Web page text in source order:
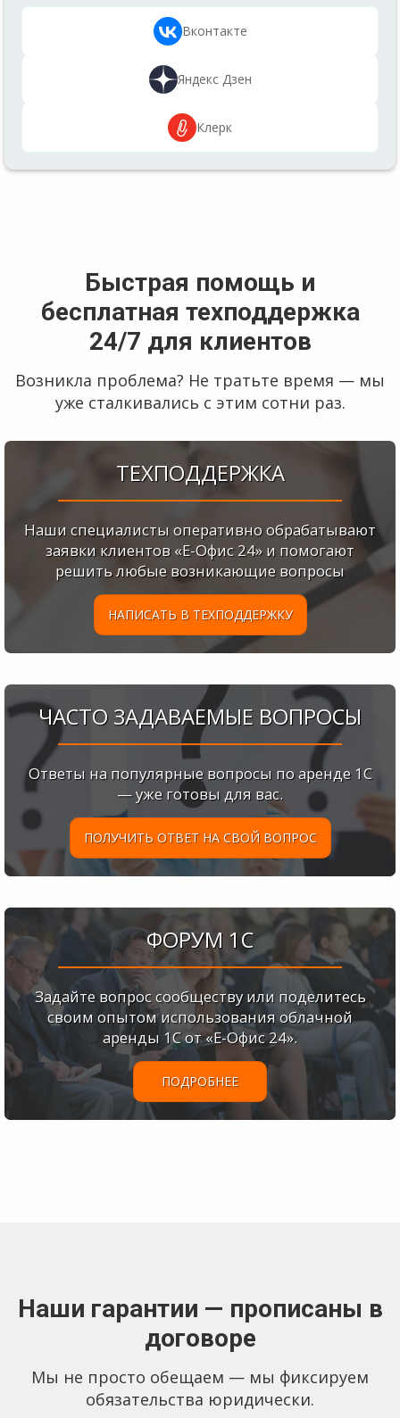
Вконтакте
Яндекс Дзен
Клерк
Быстрая помощь и
бесплатная техподдержка
24/7 для клиентов
Возникла проблема? Не тратьте время — мы
уже сталкивались с этим сотни раз.
ТЕХПОДДЕРЖКА
Наши специалисты оперативно обрабатывают
заявки клиентов «Е-Офис 24»и помогают
решить любые возникающие вопросы
НАПИСАТЬ В ТЕХПОДДЕРЖКУ
ЧАСТО ЗАДАВАЕМЫЕ ВОПРОСЫ
Ответы на популярные вопросы по аренде 1С
— уже готовы для вас.
ПОЛУЧИТЬ ОТВЕТ НА СВОЙ ВОПРОС
ФОРУМ 1С
Задайте вопрос сообществу или поделитесь
своим опытом использования облачной
аренды 1С от«Е-Офис 24».
ПОДРОБНЕЕ
Наши гарантии — прописаны в
договоре
Мы не просто обещаем — мы фиксируем
обязательства юридически.